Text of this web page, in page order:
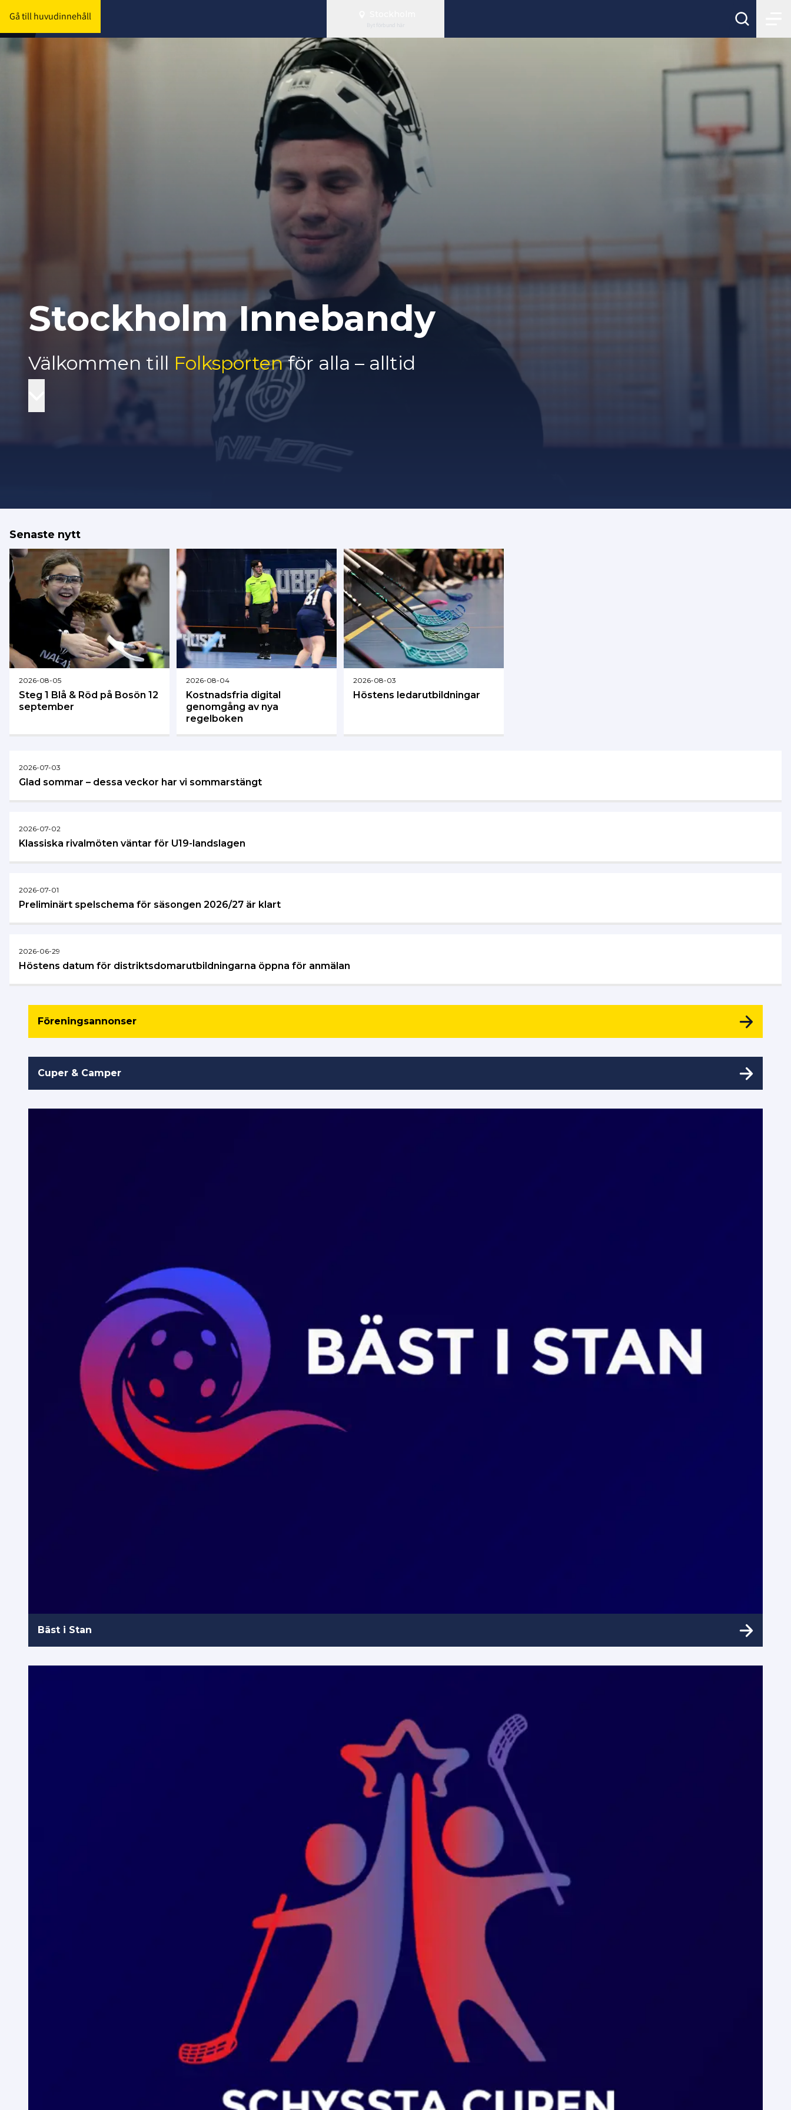
Gå till huvudinnehåll
Byt förbund här
Stockholm Innebandy
Välkommen till Folksportenför alla – alltid
Senaste nytt
2026-08-05
Steg 1 Blå & Röd på Bosön 12
september
2026-08-04
Kostnadsfria digital
genomgång av nya
regelboken
2026-08-03
Höstens ledarutbildningar
2026-07-03
Glad sommar – dessa veckor har vi sommarstängt
2026-07-02
Klassiska rivalmöten väntar för U19-landslagen
2026-07-01
Preliminärt spelschema för säsongen 2026/27 är klart
2026-06-29
Höstens datum för distriktsdomarutbildningarna öppna för anmälan
Föreningsannonser
Cuper & Camper
Bäst i Stan